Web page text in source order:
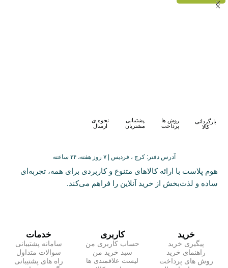
بازگردانی
کالا
روش ها
پرداخت
پشتیبانی
مشتریان
نحوه ی
ارسال
آدرس دفتر: کرج ، فردیس | ۷ روز هفته، ۲۴ ساعته
هوم پلاست با ارائه کالاهای متنوع و کاربردی برای همه، تجربه‌ای
ساده و لذت‌بخش از خرید آنلاین را فراهم می‌کند.
خرید
پیگیری خرید
راهنمای خرید
روش های پرداخت
کاربری
حساب کاربری من
سبد خرید من
لیست علاقمندی ها
خدمات
سامانه پشتیبانی
سوالات متداول
راه های پشتیبانی